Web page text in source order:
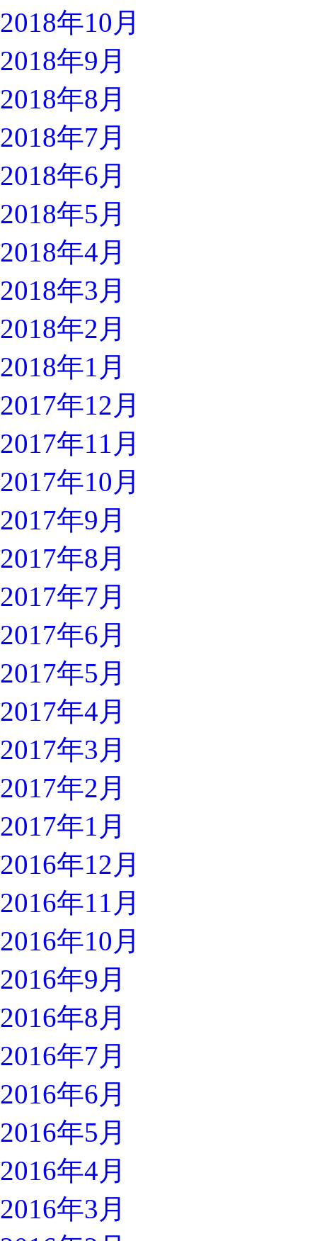
2018年10月
2018年9月
2018年8月
2018年7月
2018年6月
2018年5月
2018年4月
2018年3月
2018年2月
2018年1月
2017年12月
2017年11月
2017年10月
2017年9月
2017年8月
2017年7月
2017年6月
2017年5月
2017年4月
2017年3月
2017年2月
2017年1月
2016年12月
2016年11月
2016年10月
2016年9月
2016年8月
2016年7月
2016年6月
2016年5月
2016年4月
2016年3月